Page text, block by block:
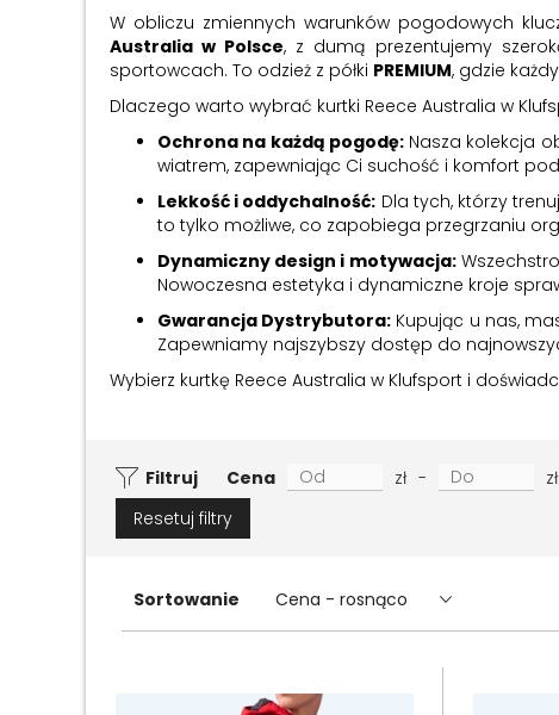
W obliczu zmiennych warunków pogodowych
Australia w Polsce, z dumą prezentujemy
sportowcach. To odzież z półki PREMIUM, gdzie
Dlaczego warto wybrać kurtki Reece Australia w
Ochrona na każdą pogodę:Nasza kolekcja
wiatrem, zapewniając Ci suchość i komfort
Lekkość i oddychalność: Dla tych, którzy
to tylko możliwe, co zapobiega przegrzaniu
Dynamiczny design i motywacja:
Nowoczesna estetyka i dynamiczne kroje
Gwarancja Dystrybutora: Kupując u nas,
Zapewniamy najszybszy dostęp do
Wybierz kurtkę Reece Australia w Klufsport i
Filtruj Cena zł - zł
Resetuj filtry
Sortowanie Cena - rosnąco